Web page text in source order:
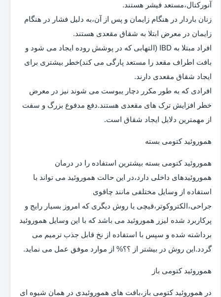
آنورکتال،مستعد فیشر هستند.
زنان باردار در هنگام زایمان و پس از آن،به دلیل فشار در هنگام
زایمان در معرض ابتلا به شقاق مقعدی هستند.
افراد مبتلا به IBD (التهابی که در پوشش روده ایجاد می شود و
بافت اطراف مقعد را مستعد پارگی می کند)خطر بیشتری برای
ایجاد شقاق مقعدی دارند.
افرادی که به طور مکرر دچار یبوست می شوند نیز در معرض
خطر افزایش ترک های مقعدی هستند.دفع مدفوع بزرگ و سفت
از مهمترین دلایل ایجاد شقاق است.
هموروئید کتومی بسته
هموروئید کتومی بسته بیشترین استفاده را در درمان
هموروئیدهای داخلی دارد،در این حالت هموروئید می تواند با
استفاده از وسایل مختلفی مانند چاقوی
جراحی،الکتروکوتر،قیچی یا روش دیگری که امروز بسیار رایج و
پرکاربرد شده لیزر هموروئید می باشد که با این وسایل هموروئید
برداشته شده و سپس با استفاده از نخ قابل جذب ترمیم می
گردد.این روش در بیشتر از ؟؟% از موارد موفق عمل می نماید.
هموروئید کتومی باز
در هموروئید کتومی باز،بافت های هموروئیدی در همان شیوه ای